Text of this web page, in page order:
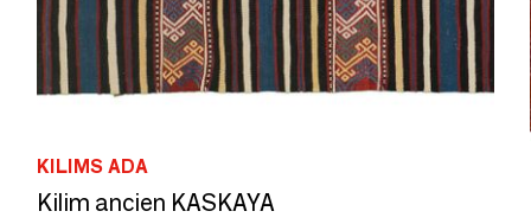
KILIMS ADA
Kilim ancien KASKAYA